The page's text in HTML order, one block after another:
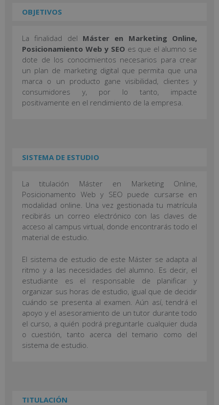
OBJETIVOS
La finalidad del Máster en Marketing Online,
Posicionamiento Web y SEO es que el alumno se
dote de los conocimientos necesarios para crear
un plan de marketing digital que permita que una
marca o un producto gane visibilidad, clientes y
consumidores y, por lo tanto, impacte
positivamente en el rendimiento de la empresa.
SISTEMA DE ESTUDIO
La titulación Máster en Marketing Online,
Posicionamento Web y SEO puede cursarse en
modalidad online. Una vez gestionada tu matrícula
recibirás un correo electrónico con las claves de
acceso al campus virtual, donde encontrarás todo el
material de estudio.
El sistema de estudio de este Máster se adapta al
ritmo y a las necesidades del alumno. Es decir, el
estudiante es el responsable de planificar y
organizar sus horas de estudio, igual que de decidir
cuándo se presenta al examen. Aún así, tendrá el
apoyo y el asesoramiento de un tutor durante todo
el curso, a quién podrá preguntarle cualquier duda
o cuestión, tanto acerca del temario como del
sistema de estudio.
TITULACIÓN